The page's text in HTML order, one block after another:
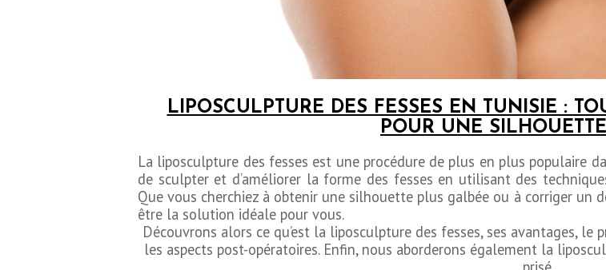
LIPOSCULPTURE DES FESSES EN TUNISIE :
POUR UNE
La liposculpture des fesses est une procédure de plus en plus populaire
de sculpter et d’améliorer la forme des fesses en utilisant des
Que vous cherchiez à obtenir une silhouette plus galbée ou à corriger un
être la solution idéale pour vous.
Découvrons alors ce qu’est la liposculpture des fesses, ses avantages,
les aspects post-opératoires. Enfin, nous aborderons également la